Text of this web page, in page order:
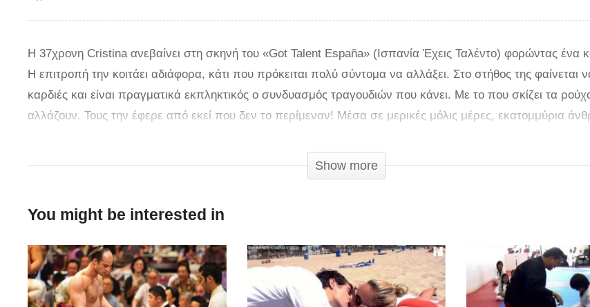
H 37χρονη Cristina ανεβαίνει στη σκηνή του «Got Talent España» (Ισπανία Έχεις Ταλέντο) φορώντας ένα
Η επιτροπή την κοιτάει αδιάφορα, κάτι που πρόκειται πολύ σύντομα να αλλάξει. Στο στήθoς της φαίνεται
καρδιές και είναι πραγματικά εκπληκτικός ο συνδυασμός τραγουδιών που κάνει. Με το που σκίζει τα
αλλάζουν. Τους την έφερε από εκεί που δεν το περίμεναν! Μέσα σε μερικές μόλις μέρες, εκατομμύρια
Show more
You might be interested in